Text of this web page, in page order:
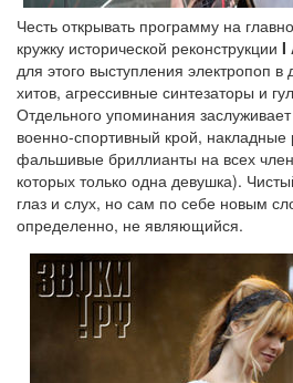
Честь открывать программу на
кружку исторической реконструкции I
для этого выступления электропоп
хитов, агрессивные синтезаторы и
Отдельного упоминания
военно-спортивный крой,
фальшивые бриллианты на всех
которых только одна девушка).
глаз и слух, но сам по себе новым
определенно, не являющийся.